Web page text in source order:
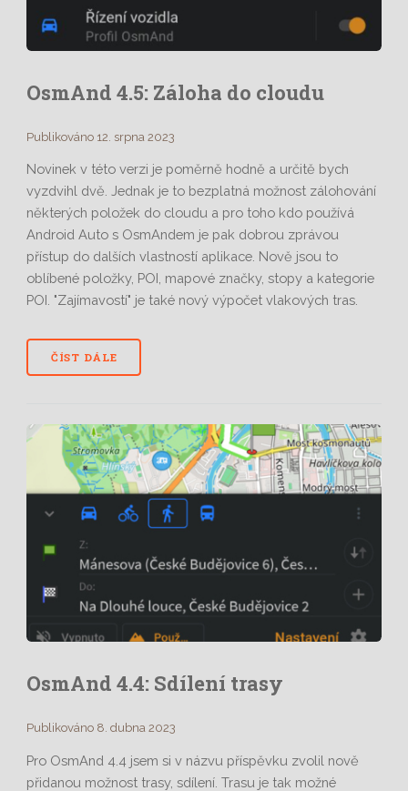
OsmAnd 4.5: Záloha do cloudu
Publikováno 12. srpna 2023
Novinek v této verzi je poměrně hodně a určitě bych
vyzdvihl dvě. Jednak je to bezplatná možnost zálohování
některých položek do cloudu a pro toho kdo používá
Android Auto s OsmAndem je pak dobrou zprávou
přístup do dalších vlastností aplikace. Nově jsou to
oblíbené položky, POI, mapové značky, stopy a kategorie
POI. "Zajímavostí" je také nový výpočet vlakových tras.
ČÍST DÁLE
OsmAnd 4.4: Sdílení trasy
Publikováno 8. dubna 2023
Pro OsmAnd 4.4 jsem si v názvu příspěvku zvolil nově
přidanou možnost trasy, sdílení. Trasu je tak možné